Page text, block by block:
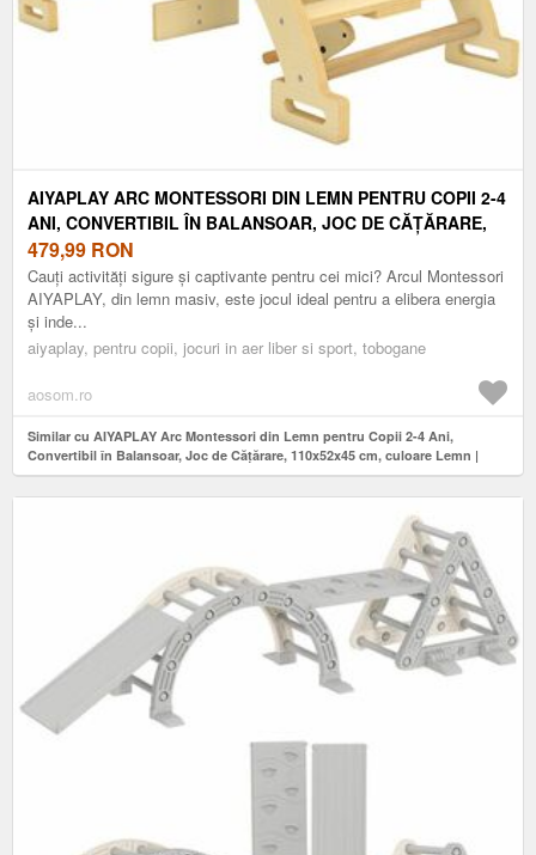
AIYAPLAY ARC MONTESSORI DIN LEMN PENTRU COPII 2-4
ANI, CONVERTIBIL ÎN BALANSOAR, JOC DE CĂȚĂRARE,
110X52X45 CM, CULOARE LEMN | AOSOM ROMANIA
479,99 RON
Cauți activități sigure și captivante pentru cei mici? Arcul Montessori
AIYAPLAY, din lemn masiv, este jocul ideal pentru a elibera energia
și inde...
aiyaplay, pentru copii, jocuri in aer liber si sport, tobogane
aosom.ro
Similar cu AIYAPLAY Arc Montessori din Lemn pentru Copii 2-4 Ani,
Convertibil în Balansoar, Joc de Cățărare, 110x52x45 cm, culoare Lemn |
Aosom Romania